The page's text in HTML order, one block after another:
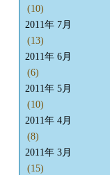
(10)
2011年 7月
(13)
2011年 6月
(6)
2011年 5月
(10)
2011年 4月
(8)
2011年 3月
(15)